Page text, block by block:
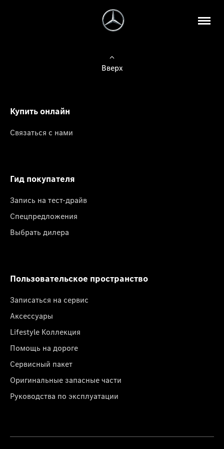
Вверх
Купить онлайн
Связаться с нами
Гид покупателя
Запись на тест-драйв
Спецпредложения
Выбрать дилера
Пользовательское пространство
Записаться на сервис
Аксессуары
Lifestyle Коллекция
Помощь на дороге
Сервисный пакет
Оригинальные запасные части
Руководства по эксплуатации